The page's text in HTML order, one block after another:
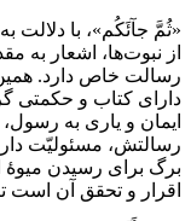
«ثُمَّ جآئَكُم»، با دلالت
از نبوت‌ها، اشعار به
رسالت خاص دارد. همين
داراى كتاب و حكمتى
ايمان و يارى به
رسالتش، مسئوليّت
برگ براى رسيدن ميوۀ
اقرار و تحقق آن است